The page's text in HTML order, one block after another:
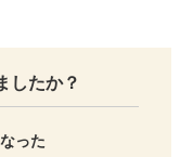
したか？
った